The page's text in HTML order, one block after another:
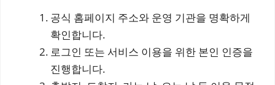
공식 홈페이지 주소와 운영 기관을 명확하게
확인합니다.
로그인 또는 서비스 이용을 위한 본인 인증을
진행합니다.